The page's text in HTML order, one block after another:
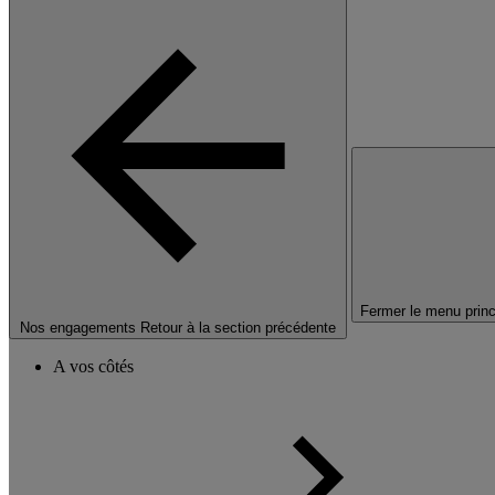
Nos engagements Retour à la section précédente
Fermer le menu
A vos côtés